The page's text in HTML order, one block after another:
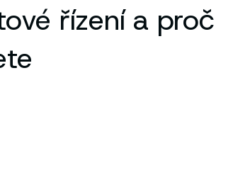
řízení a proč